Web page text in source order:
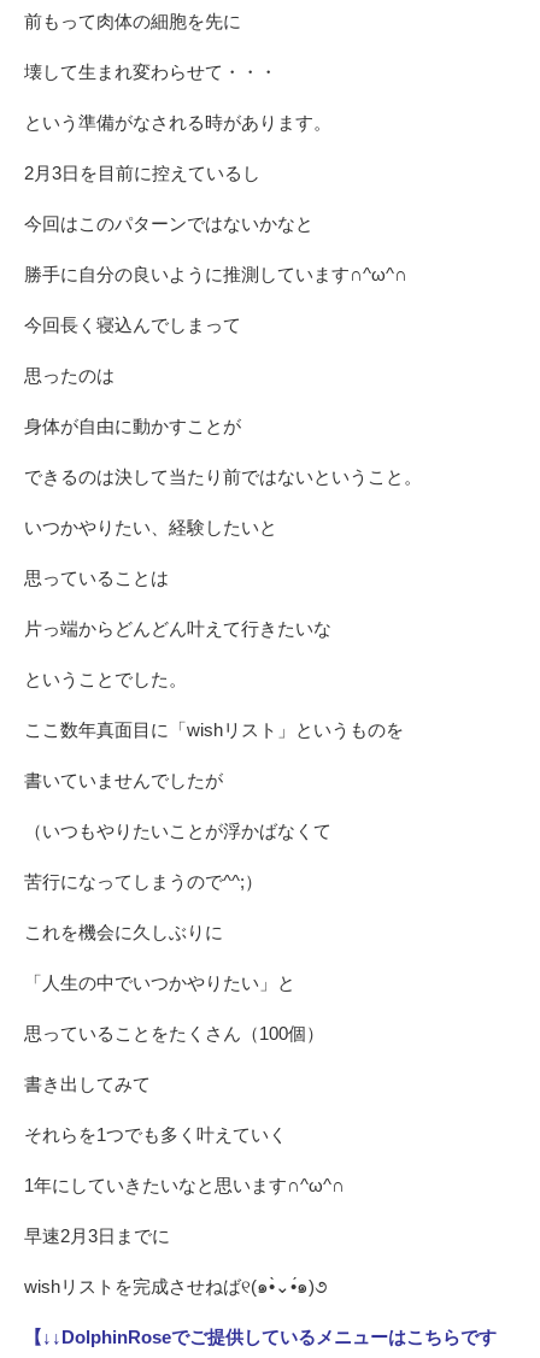
前もって肉体の細胞を先に
壊して生まれ変わらせて・・・
という準備がなされる時があります。
2月3日を目前に控えているし
今回はこのパターンではないかなと
勝手に自分の良いように推測しています∩^ω^∩
今回長く寝込んでしまって
思ったのは
身体が自由に動かすことが
できるのは決して当たり前ではないということ。
いつかやりたい、経験したいと
思っていることは
片っ端からどんどん叶えて行きたいな
ということでした。
ここ数年真面目に「wishリスト」というものを
書いていませんでしたが
（いつもやりたいことが浮かばなくて
苦行になってしまうので^^;）
これを機会に久しぶりに
「人生の中でいつかやりたい」と
思っていることをたくさん（100個）
書き出してみて
それらを1つでも多く叶えていく
1年にしていきたいなと思います∩^ω^∩
早速2月3日までに
wishリストを完成させねば୧(๑•̀⌄•́๑)૭
【↓↓DolphinRoseでご提供しているメニューはこちらです